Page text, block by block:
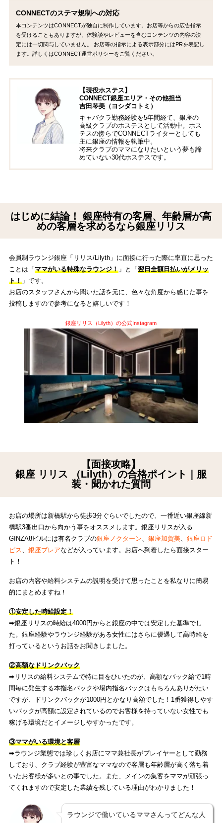
CONNECTのステマ規制への対応
本コンテンツはCONNECTが独自に制作しています。お店等からの広告指示
を受けることもありますが、体験談やレビューを含むコンテンツの内容の決
定には一切関与していません。 お店等の指示による表示部分にはPRを表記し
ます。詳しくはCONNECT運営ポリシーをご覧ください。
【現役ホステス】
CONNECT銀座エリア・その他担当
吉田琴美（ヨシダコトミ）
キャバクラ勤務経験を5年間経て、銀座の
高級クラブのホステスとして活動中。ホス
テスの傍らでCONNECTライターとしても
主に銀座の情報を執筆中。
将来クラブのママになりたいという夢も諦
めていない30代ホステスです。
はじめに結論！ 銀座特有の客層、年齢層が高
めの客層を求めるなら銀座リリス
会員制ラウンジ銀座「リリス/Lilyth」に面接に行った際に率直に思った
ことは「ママがいる特殊なラウンジ！」と「翌日全額日払いがメリッ
ト！」です。
お店のスタッフさんから聞いた話を元に、色々な角度から感じた事を
投稿しますので参考になると嬉しいです！
銀座リリス（Lilyth）の公式Instagram
【面接攻略】
銀座 リリス （Lilyth）の合格ポイント｜服
装・聞かれた質問
お店の場所は新橋駅から徒歩3分ぐらいでしたので、一番近い銀座線新
橋駅3番出口から向かう事をオススメします。銀座リリスが入る
GINZA8ビルには有名クラブの銀座ノクターン、 銀座加賀美、 銀座ロド
ピス、 銀座ブレアなどが入っています。お店へ到着したら面接スター
ト！
お店の内容や給料システムの説明を受けて思ったことを私なりに簡易
的にまとめますね！
①安定した時給設定！
➡︎銀座リリスの時給は4000円からと銀座の中では安定した基準でし
た。銀座経験やラウンジ経験がある女性にはさらに優遇して高時給を
打っているというお話をお聞きしました。
②高額なドリンクバック
➡︎リリスの給料システムで特に目をひいたのが、高額なバック給で1時
間毎に発生する本指名バックや場内指名バックはもちろんありがたい
ですが、ドリンクバックが1000円とかなり高額でした！1番獲得しやす
いバックが高額に設定されているのでお客様を持っていない女性でも
稼げる環境だとイメージしやすかったです。
③ママがいる環境と客層
➡︎ラウンジ業態では珍しくお店にママ兼社長がプレイヤーとして勤務
しており、クラブ経験が豊富なママなので客層も年齢層が高く落ち着
いたお客様が多いとの事でした。また、メインの集客をママが頑張っ
てくれますので安定した業績を残している理由がわかりました！
ラウンジで働いているママさんってどんな人